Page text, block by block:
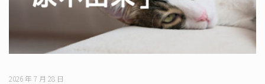
2026 年 7 月 28 日